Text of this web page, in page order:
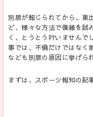
別居が報じられてから、東
ど、様々な方法で復縁を試
く、とうとう叶いませんで
事では、不倫だけではなく
なども別居の原因に挙げら
まずは、スポーツ報知の記